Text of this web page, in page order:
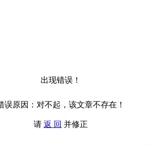
出现错误！
误原因：对不起，该文章不存在！
请 返 回 并修正